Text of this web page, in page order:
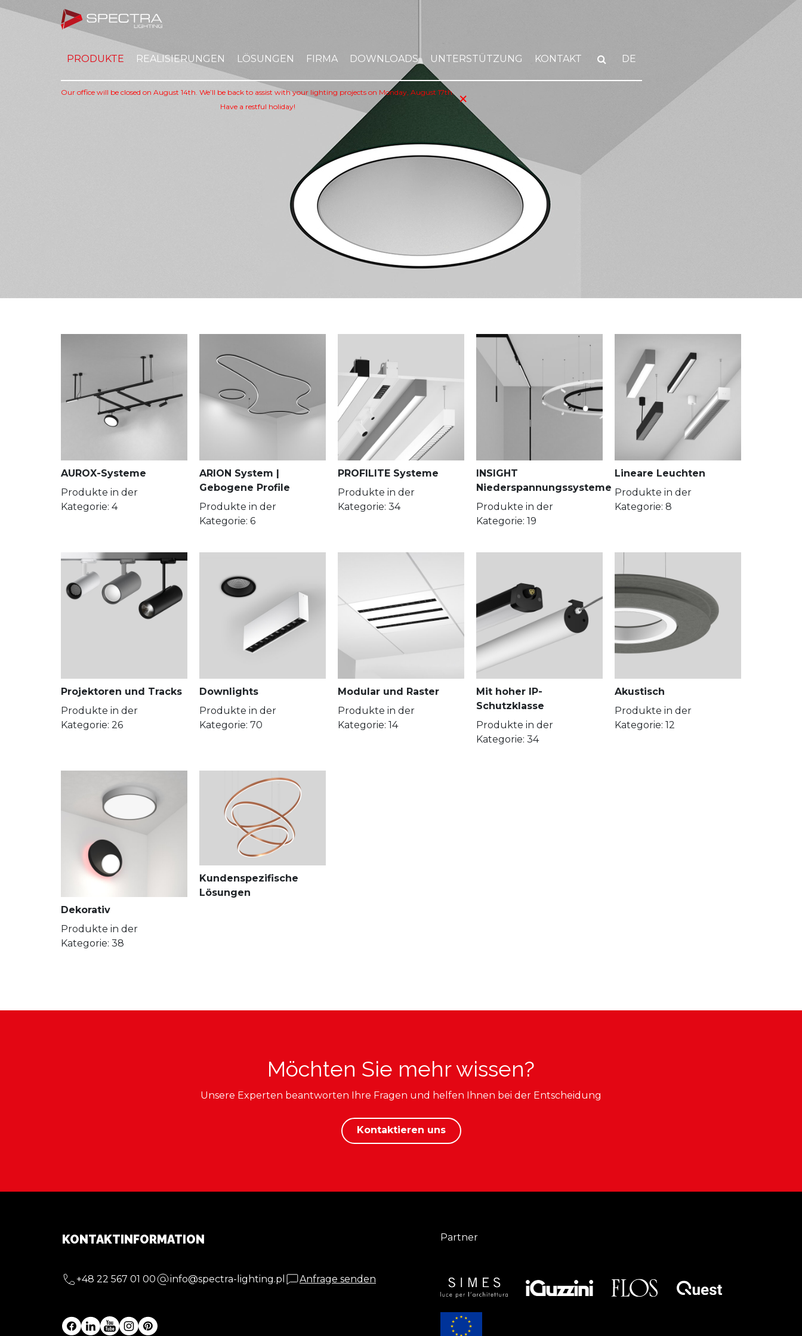
PRODUKTE REALISIERUNGEN LÖSUNGEN FIRMA DOWNLOADS UNTERSTÜTZUNG KONTAKT DE
Our office will be closed on August 14th. We’ll be back to assist with your lighting projects on Monday, August 17th.
Have a restful holiday!
×
AUROX-Systeme
Produkte in der
Kategorie: 4
ARION System |
Gebogene Profile
Produkte in der
Kategorie: 6
PROFILITE Systeme
Produkte in der
Kategorie: 34
INSIGHT
Niederspannungssysteme
Produkte in der
Kategorie: 19
Lineare Leuchten
Produkte in der
Kategorie: 8
Projektoren und Tracks
Produkte in der
Kategorie: 26
Downlights
Produkte in der
Kategorie: 70
Modular und Raster
Produkte in der
Kategorie: 14
Mit hoher IP-
Schutzklasse
Produkte in der
Kategorie: 34
Akustisch
Produkte in der
Kategorie: 12
Dekorativ
Produkte in der
Kategorie: 38
Kundenspezifische
Lösungen
Möchten Sie mehr wissen?
Unsere Experten beantworten Ihre Fragen und helfen Ihnen bei der Entscheidung
Kontaktieren uns
KONTAKTINFORMATION
+48 22 567 01 00 info@spectra-lighting.pl Anfrage senden
Partner